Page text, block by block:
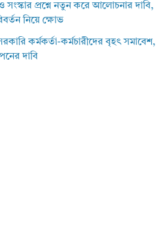
সংস্কার প্রশ্নে নতুন করে আলোচনার দাবি,
নিয়ে ক্ষোভ
কর্মকর্তা-কর্মচারীদের বৃহৎ সমাবেশ,
দাবি